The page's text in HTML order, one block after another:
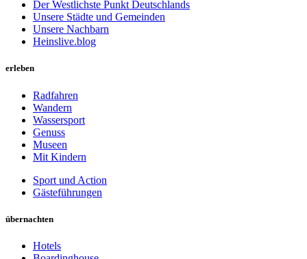
Der Westlichste Punkt Deutschlands
Unsere Städte und Gemeinden
Unsere Nachbarn
Heinslive.blog
erleben
Radfahren
Wandern
Wassersport
Genuss
Museen
Mit Kindern
Sport und Action
Gästeführungen
übernachten
Hotels